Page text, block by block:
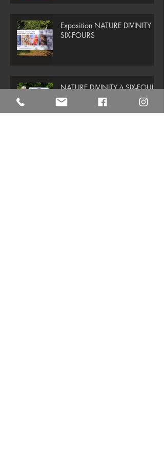
Exposition NATURE DIVINITY à
SIX-FOURS
NATURE DIVINITY à SIX-FOURS
( Sanary- sur-Mer)